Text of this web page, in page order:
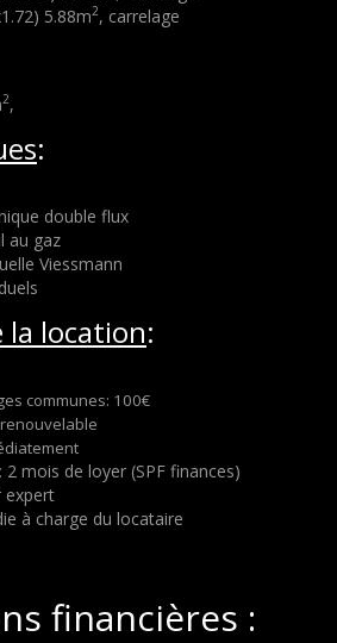
5.88m2, carrelage
2,
:
double flux
au gaz
Viessmann
la location:
communes: 100€
2 mois de loyer (SPF finances)
expert
à charge du locataire
financières :